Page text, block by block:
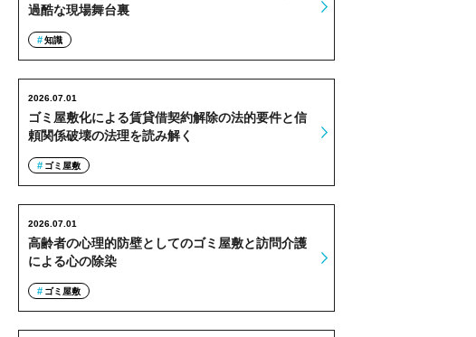
過酷な現場舞台裏
知識
ゴミ屋敷化による賃貸借契約解除の法的要件と信
頼関係破壊の法理を読み解く
2026.07.01
ゴミ屋敷
高齢者の心理的防壁としてのゴミ屋敷と訪問介護
による心の除染
2026.07.01
ゴミ屋敷